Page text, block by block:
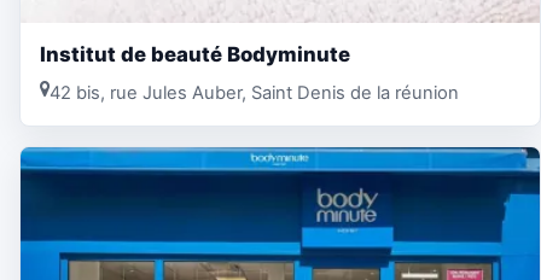
Institut de beauté Bodyminute
42 bis, rue Jules Auber, Saint Denis de la réunion